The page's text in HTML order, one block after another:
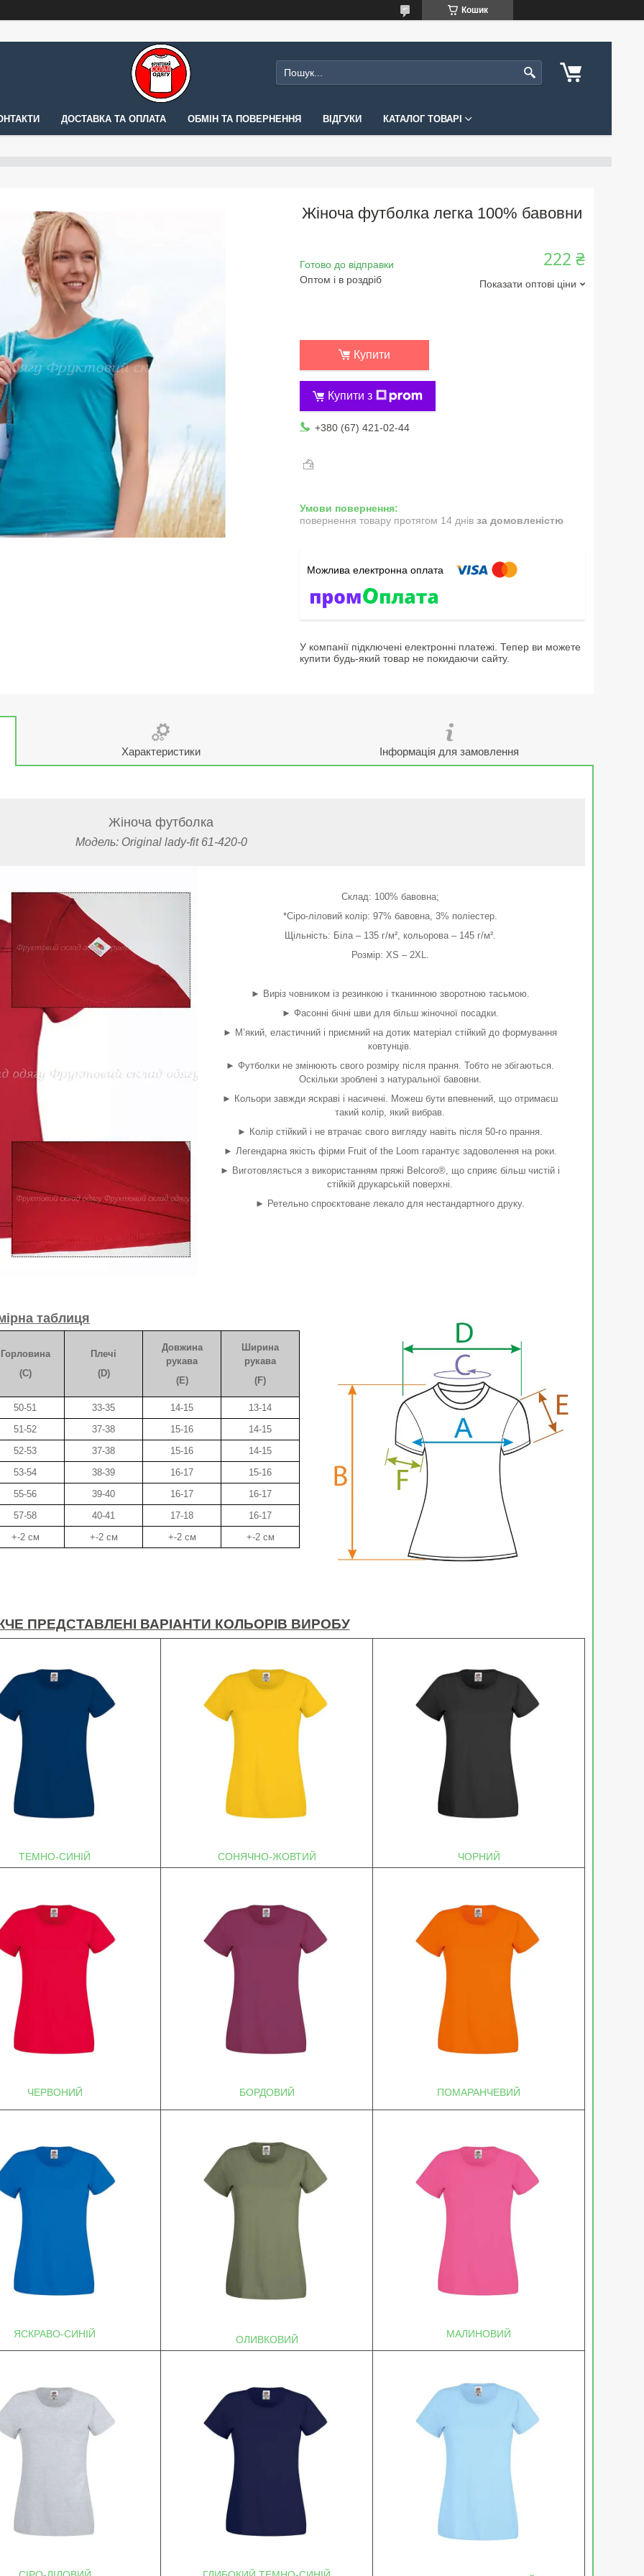
Кошик
ДОСТАВКА ТА ОПЛАТА ОБМІН ТА ПОВЕРНЕННЯ ВІДГУКИ КАТАЛОГ ТОВАРІ
Жіноча футболка легка 100% бавовни
Готово до відправки
Оптом і в роздріб
222 ₴
Показати оптові ціни
Купити
Купити з
+380 (67) 421-02-44
повернення товару протягом 14 днів за домовленістю
У компанії підключені електронні платежі. Тепер ви можете
купити будь-який товар не покидаючи сайту.
Характеристики Інформація для замовлення
Жіноча футболка
Модель: Original lady-fit 61-420-0
Склад: 100% бавовна;
*Сіро-ліловий колір: 97% бавовна, 3% поліестер.
Щільність: Біла – 135 г/м², кольорова – 145 г/м².
Розмір: XS – 2XL.
► Виріз човником із резинкою і тканинною зворотною тасьмою.
► Фасонні бічні шви для більш жіночної посадки.
► М’який, еластичний і приємний на дотик матеріал стійкий до формування
ковтунців.
► Футболки не змінюють свого розміру після прання. Тобто не збігаються.
Оскільки зроблені з натуральної бавовни.
► Кольори завжди яскраві і насичені. Можеш бути впевнений, що отримаєш
такий колір, який вибрав.
► Колір стійкий і не втрачає свого вигляду навіть після 50-го прання.
► Легендарна якість фірми Fruit of the Loom гарантує задоволення на роки.
► Виготовляється з використанням пряжі Belcoro®, що сприяє більш чистій і
стійкій друкарській поверхні.
► Ретельно спроєктоване лекало для нестандартного друку.
таблиця
Горловина
(C)
Плечі
(D)
Довжина
рукава
(E)
Ширина
рукава
(F)
50-51 33-35 14-15
13-14
51-52
37-38 15-16
14-15
52-53
37-38 15-16
14-15
53-54
38-39 16-17
15-16
55-56
39-40 16-17
16-17
57-58
40-41 17-18
16-17
+-2 см
+-2 см +-2 см +-2 см
ПРЕДСТАВЛЕНІ ВАРІАНТИ КОЛЬОРІВ ВИРОБУ
ТЕМНО-СИНІЙ СОНЯЧНО-ЖОВТИЙ ЧОРНИЙ
ЧЕРВОНИЙ БОРДОВИЙ ПОМАРАНЧЕВИЙ
ЯСКРАВО-СИНІЙ ОЛИВКОВИЙ МАЛИНОВИЙ